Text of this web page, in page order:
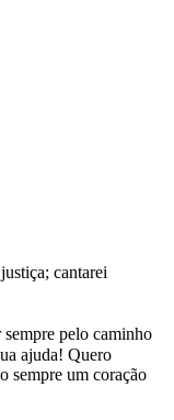
cantarei
sempre pelo caminho
ajuda! Quero
sempre um coração